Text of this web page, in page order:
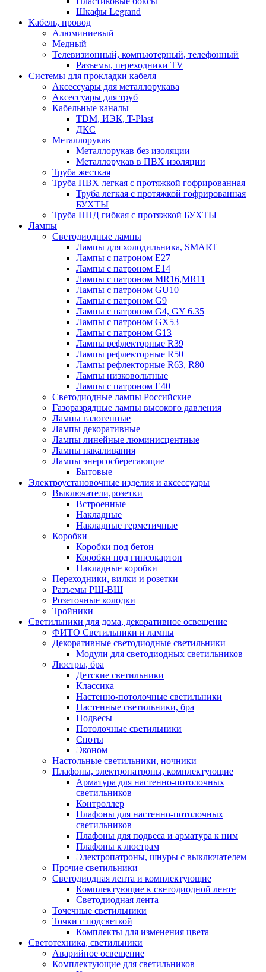
Шкафы Legrand
Кабель, провод
Алюминиевый
Медный
Телевизионный, компьютерный, телефонный
Разъемы, переходники TV
Системы для прокладки кабеля
Аксессуары для металлорукава
Аксессуары для труб
Кабельные каналы
TDM, ИЭК, T-Plast
ДКС
Металлорукав
Металлорукав без изоляции
Металлорукав в ПВХ изоляции
Труба жесткая
Труба ПВХ легкая с протяжкой гофрированная
Труба легкая с протяжкой гофрированная
БУХТЫ
Труба ПНД гибкая с протяжкой БУХТЫ
Лампы
Светодиодные лампы
Лампы для холодильника, SMART
Лампы с патроном E27
Лампы с патроном Е14
Лампы с патроном MR16,MR11
Лампы с патроном GU10
Лампы с патроном G9
Лампы с патроном G4, GY 6.35
Лампы с патроном GX53
Лампы с патроном G13
Лампы рефлекторные R39
Лампы рефлекторные R50
Лампы рефлекторные R63, R80
Лампы низковольтные
Лампы с патроном Е40
Светодиодные лампы Российские
Газоразрядные лампы высокого давления
Лампы галогенные
Лампы декоративные
Лампы линейные люминисцентные
Лампы накаливания
Лампы энергосберегающие
Бытовые
Электроустановочные изделия и аксессуары
Выключатели,розетки
Встроенные
Накладные
Накладные герметичные
Коробки
Коробки под бетон
Коробки под гипсокартон
Накладные коробки
Переходники, вилки и розетки
Разъемы РШ-ВШ
Розеточные колодки
Тройники
Светильники для дома, декоративное освещение
ФИТО Светильники и лампы
Декоративные светодиодные светильники
Модули для светодиодных светильников
Люстры, бра
Детские светильники
Классика
Настенно-потолочные светильники
Настенные светильники, бра
Подвесы
Потолочные светильники
Споты
Эконом
Настольные светильники, ночники
Плафоны, электропатроны, комплектующие
Арматура для настенно-потолочных
светильников
Контроллер
Плафоны для настенно-потолочных
светильников
Плафоны для подвеса и арматура к ним
Плафоны к люстрам
Электропатроны, шнуры с выключателем
Прочие светильники
Светодиодная лента и комплектующие
Комплектующие к светодиодной ленте
Светодиодная лента
Точечные светильники
Точки с подсветкой
Комплекты для изменения цвета
Светотехника, светильники
Аварийное освещение
Комплектующие для светильников